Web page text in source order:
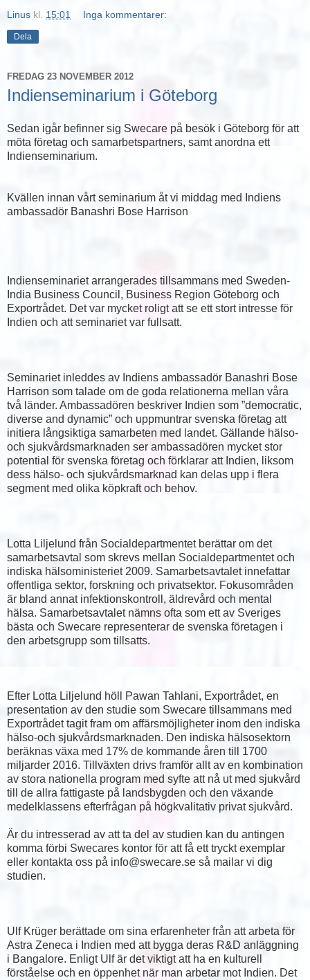
Linus kl. 15:01 Inga kommentarer:
Dela
FREDAG 23 NOVEMBER 2012
Indienseminarium i Göteborg
Sedan igår befinner sig Swecare på besök i Göteborg för att
möta företag och samarbetspartners, samt anordna ett
Indienseminarium.
Kvällen innan vårt seminarium åt vi middag med Indiens
ambassadör Banashri Bose Harrison
Indienseminariet arrangerades tillsammans med Sweden-
India Business Council, Business Region Göteborg och
Exportrådet. Det var mycket roligt att se ett stort intresse för
Indien och att seminariet var fullsatt.
Seminariet inleddes av Indiens ambassadör Banashri Bose
Harrison som talade om de goda relationerna mellan våra
två länder. Ambassadören beskriver Indien som ”democratic,
diverse and dynamic” och uppmuntrar svenska företag att
initiera långsiktiga samarbeten med landet. Gällande hälso-
och sjukvårdsmarknaden ser ambassadören mycket stor
potential för svenska företag och förklarar att Indien, liksom
dess hälso- och sjukvårdsmarknad kan delas upp i flera
segment med olika köpkraft och behov.
Lotta Liljelund från Socialdepartmentet berättar om det
samarbetsavtal som skrevs mellan Socialdepartmentet och
indiska hälsoministeriet 2009. Samarbetsavtalet innefattar
offentliga sektor, forskning och privatsektor. Fokusområden
är bland annat infektionskontroll, äldrevård och mental
hälsa. Samarbetsavtalet nämns ofta som ett av Sveriges
bästa och Swecare representerar de svenska företagen i
den arbetsgrupp som tillsatts.
Efter Lotta Liljelund höll Pawan Tahlani, Exportrådet, en
presentation av den studie som Swecare tillsammans med
Exportrådet tagit fram om affärsmöjligheter inom den indiska
hälso-och sjukvårdsmarknaden. Den indiska hälsosektorn
beräknas växa med 17% de kommande åren till 1700
miljarder 2016. Tillväxten drivs framför allt av en kombination
av stora nationella program med syfte att nå ut med sjukvård
till de allra fattigaste på landsbygden och den växande
medelklassens efterfrågan på högkvalitativ privat sjukvård.
Är du intresserad av att ta del av studien kan du antingen
komma förbi Swecares kontor för att få ett tryckt exemplar
eller kontakta oss på info@swecare.se så mailar vi dig
studien.
Ulf Krüger berättade om sina erfarenheter från att arbeta för
Astra Zeneca i Indien med att bygga deras R&D anläggning
i Bangalore. Enligt Ulf är det viktigt att ha en kulturell
förståelse och en öppenhet när man arbetar mot Indien. Det